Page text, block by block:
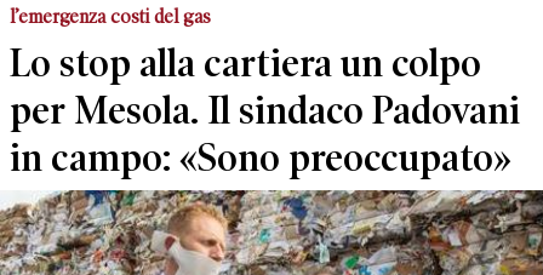
l’emergenza costi del gas
Lo stop alla cartiera un colpo
per Mesola. Il sindaco Padovani
in campo: «Sono preoccupato»